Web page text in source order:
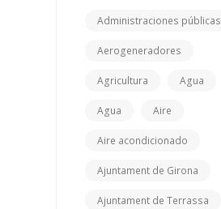
Administraciones públicas
Aerogeneradores
Agricultura Agua
Agua Aire
Aire acondicionado
Ajuntament de Girona
Ajuntament de Terrassa